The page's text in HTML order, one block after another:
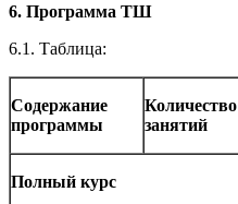
6. Программа ТШ
6.1. Таблица:
Содержание
программы
Количество
занятий
Полный курс